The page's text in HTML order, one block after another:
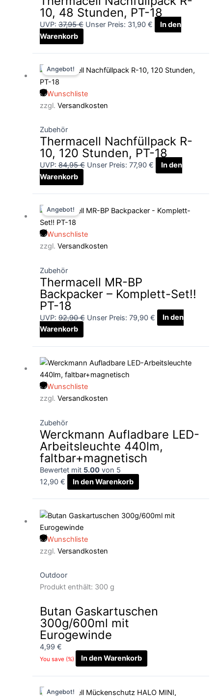
10, 48 Stunden, PT-18
UVP: 37,95€ Unser Preis: 31,90 €
In den
Warenkorb
Angebot!
Wunschliste
zzgl. Versandkosten
Zubehör
Thermacell Nachfüllpack R-
10, 120 Stunden, PT-18
UVP: 84,95€
Preis
84,95 €
Unser Preis: 77,90 €
Preis
In den
Warenkorb
Angebot!
Wunschliste
zzgl. Versandkosten
Zubehör
Thermacell MR-BP
Backpacker – Komplett-Set!!
PT-18
UVP: 92,90€
Preis
92,90 €
Unser Preis: 79,90 €
Preis
In den
Warenkorb
Wunschliste
zzgl. Versandkosten
Zubehör
Werckmann Aufladbare LED-
Arbeitsleuchte 440lm,
faltbar+magnetisch
Bewertet mit 5.00von 5
12,90 € In den Warenkorb
Wunschliste
zzgl. Versandkosten
Outdoor
Produkt enthält: 300 g
Butan Gaskartuschen
300g/600ml mit
Eurogewinde
4,99 €
You save (%) In den Warenkorb
Angebot!
Preis
Preis